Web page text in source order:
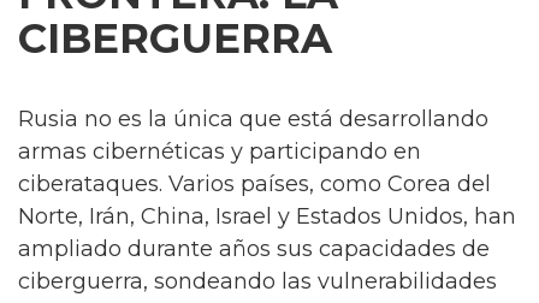
CIBERGUERRA
Rusia no es la única que está desarrollando
armas cibernéticas y participando en
ciberataques. Varios países, como Corea del
Norte, Irán, China, Israel y Estados Unidos, han
ampliado durante años sus capacidades de
ciberguerra, sondeando las vulnerabilidades